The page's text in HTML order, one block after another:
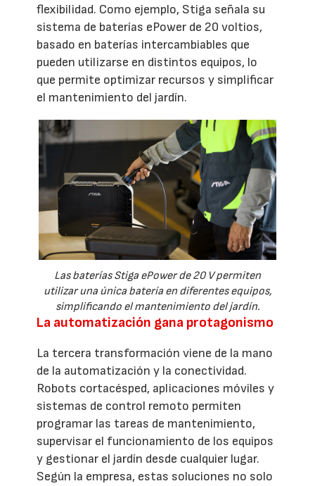
flexibilidad. Como ejemplo, Stiga señala su
sistema de baterías ePower de 20 voltios,
basado en baterías intercambiables que
pueden utilizarse en distintos equipos, lo
que permite optimizar recursos y simplificar
el mantenimiento del jardín.
Las baterías Stiga ePower de 20 V permiten
utilizar una única batería en diferentes equipos,
simplificando el mantenimiento del jardín.
La automatización gana protagonismo
La tercera transformación viene de la mano
de la automatización y la conectividad.
Robots cortacésped, aplicaciones móviles y
sistemas de control remoto permiten
programar las tareas de mantenimiento,
supervisar el funcionamiento de los equipos
y gestionar el jardín desde cualquier lugar.
Según la empresa, estas soluciones no solo